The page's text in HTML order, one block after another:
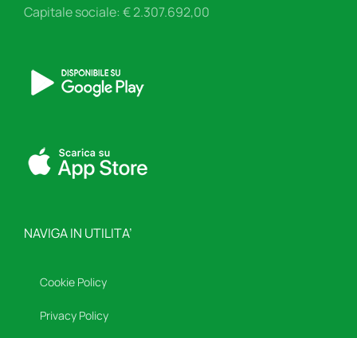
Capitale sociale: € 2.307.692,00
NAVIGA IN UTILITA’
Cookie Policy
Privacy Policy